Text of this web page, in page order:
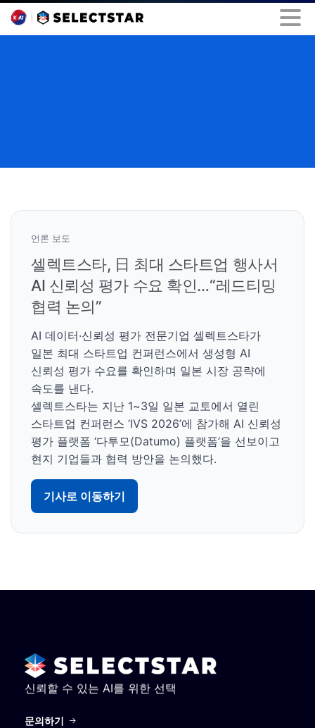
언론 보도
셀렉트스타, 日 최대 스타트업 행사서
AI 신뢰성 평가 수요 확인…“레드티밍
협력 논의”
AI 데이터·신뢰성 평가 전문기업 셀렉트스타가
일본 최대 스타트업 컨퍼런스에서 생성형 AI
신뢰성 평가 수요를 확인하며 일본 시장 공략에
속도를 낸다.
셀렉트스타는 지난 1~3일 일본 교토에서 열린
스타트업 컨퍼런스 ‘IVS 2026’에 참가해 AI 신뢰성
평가 플랫폼 ‘다투모(Datumo) 플랫폼’을 선보이고
현지 기업들과 협력 방안을 논의했다.
기사로 이동하기
신뢰할 수 있는 AI를 위한 선택
문의하기